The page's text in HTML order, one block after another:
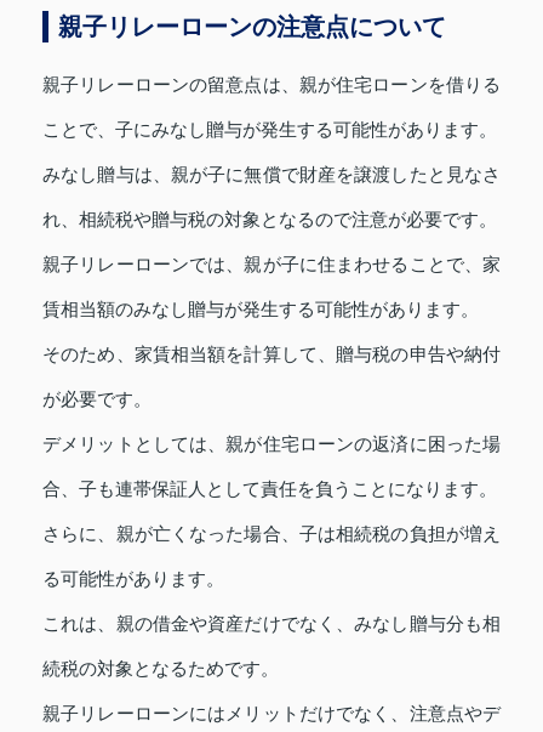
親子リレーローンの注意点について
親子リレーローンの留意点は、親が住宅ローンを借りる
ことで、子にみなし贈与が発生する可能性があります。
みなし贈与は、親が子に無償で財産を譲渡したと見なさ
れ、相続税や贈与税の対象となるので注意が必要です。
親子リレーローンでは、親が子に住まわせることで、家
賃相当額のみなし贈与が発生する可能性があります。
そのため、家賃相当額を計算して、贈与税の申告や納付
が必要です。
デメリットとしては、親が住宅ローンの返済に困った場
合、子も連帯保証人として責任を負うことになります。
さらに、親が亡くなった場合、子は相続税の負担が増え
る可能性があります。
これは、親の借金や資産だけでなく、みなし贈与分も相
続税の対象となるためです。
親子リレーローンにはメリットだけでなく、注意点やデ